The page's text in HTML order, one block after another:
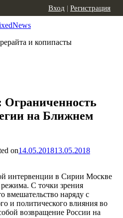
и копипасты
Вход | Регистрация
на Ближнем
on14.05.201813.05.2018
интервенции в Сирии Москве
режима. С точки зрения
вмешательство наряду с
и политического влияния во
возвращение России на